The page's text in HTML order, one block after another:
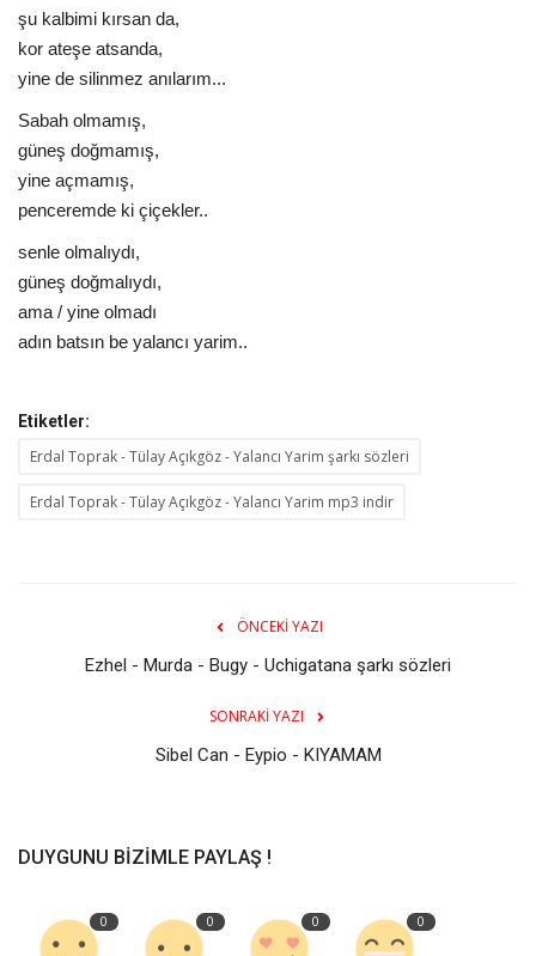
şu kalbimi kırsan da,
kor ateşe atsanda,
yine de silinmez anılarım...
Sabah olmamış,
güneş doğmamış,
yine açmamış,
penceremde ki çiçekler..
senle olmalıydı,
güneş doğmalıydı,
ama / yine olmadı
adın batsın be yalancı yarim..
Etiketler:
Erdal Toprak - Tülay Açıkgöz - Yalancı Yarim şarkı sözleri
Erdal Toprak - Tülay Açıkgöz - Yalancı Yarim mp3 indir
ÖNCEKI YAZI
Ezhel - Murda - Bugy - Uchigatana şarkı sözleri
SONRAKI YAZI
Sibel Can - Eypio - KIYAMAM
DUYGUNU BIZIMLE PAYLAŞ !
0 0 0 0